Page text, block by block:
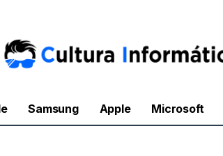
Samsung Apple Microsoft